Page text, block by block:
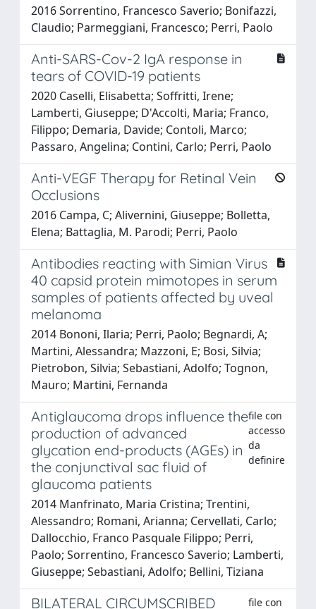
2016 Sorrentino, Francesco Saverio; Bonifazzi,
Claudio; Parmeggiani, Francesco; Perri, Paolo
Anti-SARS-Cov-2 IgA response in
tears of COVID-19 patients
2020 Caselli, Elisabetta; Soffritti, Irene;
Lamberti, Giuseppe; D'Accolti, Maria; Franco,
Filippo; Demaria, Davide; Contoli, Marco;
Passaro, Angelina; Contini, Carlo; Perri, Paolo
Anti-VEGF Therapy for Retinal Vein
Occlusions
2016 Campa, C; Alivernini, Giuseppe; Bolletta,
Elena; Battaglia, M. Parodi; Perri, Paolo
Antibodies reacting with Simian Virus
40 capsid protein mimotopes in serum
samples of patients affected by uveal
melanoma
2014 Bononi, Ilaria; Perri, Paolo; Begnardi, A;
Martini, Alessandra; Mazzoni, E; Bosi, Silvia;
Pietrobon, Silvia; Sebastiani, Adolfo; Tognon,
Mauro; Martini, Fernanda
Antiglaucoma drops influence the
production of advanced
glycation end-products (AGEs) in
the conjunctival sac fluid of
glaucoma patients
file con
accesso
da
definire
2014 Manfrinato, Maria Cristina; Trentini,
Alessandro; Romani, Arianna; Cervellati, Carlo;
Dallocchio, Franco Pasquale Filippo; Perri,
Paolo; Sorrentino, Francesco Saverio; Lamberti,
Giuseppe; Sebastiani, Adolfo; Bellini, Tiziana
BILATERAL CIRCUMSCRIBED file con